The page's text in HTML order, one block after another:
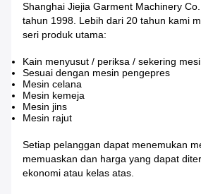
Shanghai Jiejia Garment Machinery
tahun 1998. Lebih dari 20 tahun kami
seri produk utama:
Kain menyusut / periksa / sekering
Sesuai dengan mesin pengepres
Mesin celana
Mesin kemeja
Mesin jins
Mesin rajut
Setiap pelanggan dapat menemukan
memuaskan dan harga yang dapat
ekonomi atau kelas atas.